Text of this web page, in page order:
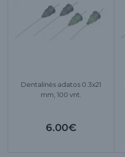
Dentalinės adatos 0.3x21
mm, 100 vnt.
6.00€